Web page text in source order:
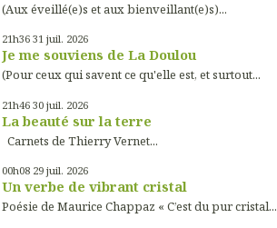
(Aux éveillé(e)s et aux bienveillant(e)s)...
21h36 31 juil. 2026
Je me souviens de La Doulou
(Pour ceux qui savent ce qu'elle est, et surtout...
21h46 30 juil. 2026
La beauté sur la terre
Carnets de Thierry Vernet...
00h08 29 juil. 2026
Un verbe de vibrant cristal
Poésie de Maurice Chappaz « C’est du pur cristal...